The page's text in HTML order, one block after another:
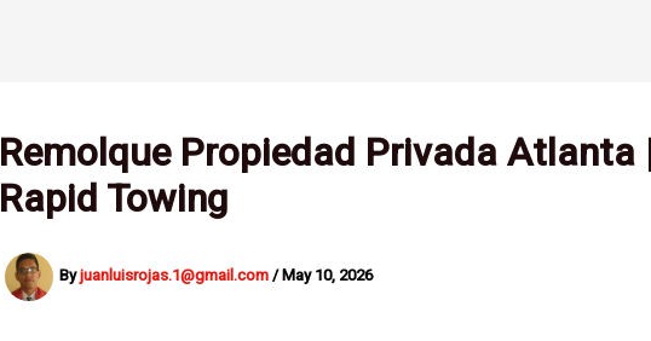
Remolque Propiedad Privada Atlanta
Rapid Towing
Byjuanluisrojas.1@gmail.com/May 10, 2026